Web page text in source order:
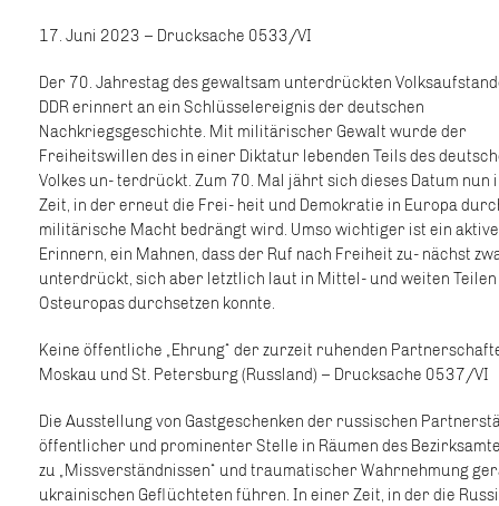
17. Juni 2023 – Drucksache 0533/VI
Der 70. Jahrestag des gewaltsam unterdrückten
DDR erinnert an ein Schlüsselereignis der deutschen
Nachkriegsgeschichte. Mit militärischer Gewalt wurde der
Freiheitswillen des in einer Diktatur lebenden Teils des
Volkes un- terdrückt. Zum 70. Mal jährt sich dieses Datum nun
Zeit, in der erneut die Frei- heit und Demokratie in Europa
militärische Macht bedrängt wird. Umso wichtiger ist ein
Erinnern, ein Mahnen, dass der Ruf nach Freiheit zu- nächst
unterdrückt, sich aber letztlich laut in Mittel- und weiten Teilen
Osteuropas durchsetzen konnte.
Keine öffentliche „Ehrung“ der zurzeit ruhenden
Moskau und St. Petersburg (Russland) – Drucksache 0537/VI
Die Ausstellung von Gastgeschenken der russischen
öffentlicher und prominenter Stelle in Räumen des
zu „Missverständnissen“ und traumatischer Wahrnehmung
ukrainischen Geflüchteten führen. In einer Zeit, in der die